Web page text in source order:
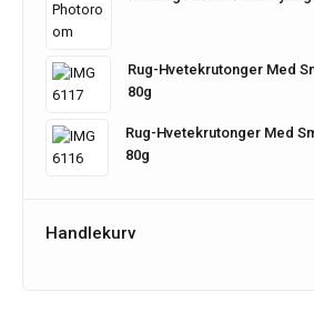
Rug-Hvetekrutonger Med
80g
Rug-Hvetekrutonger Med
80g
Handlekurv